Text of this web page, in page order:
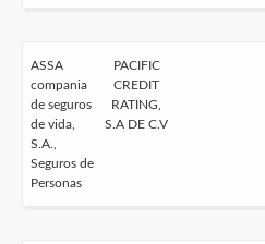
ASSA
compania
de seguros
de vida,
S.A.,
Seguros de
Personas
PACIFIC
CREDIT
RATING,
S.A DE C.V